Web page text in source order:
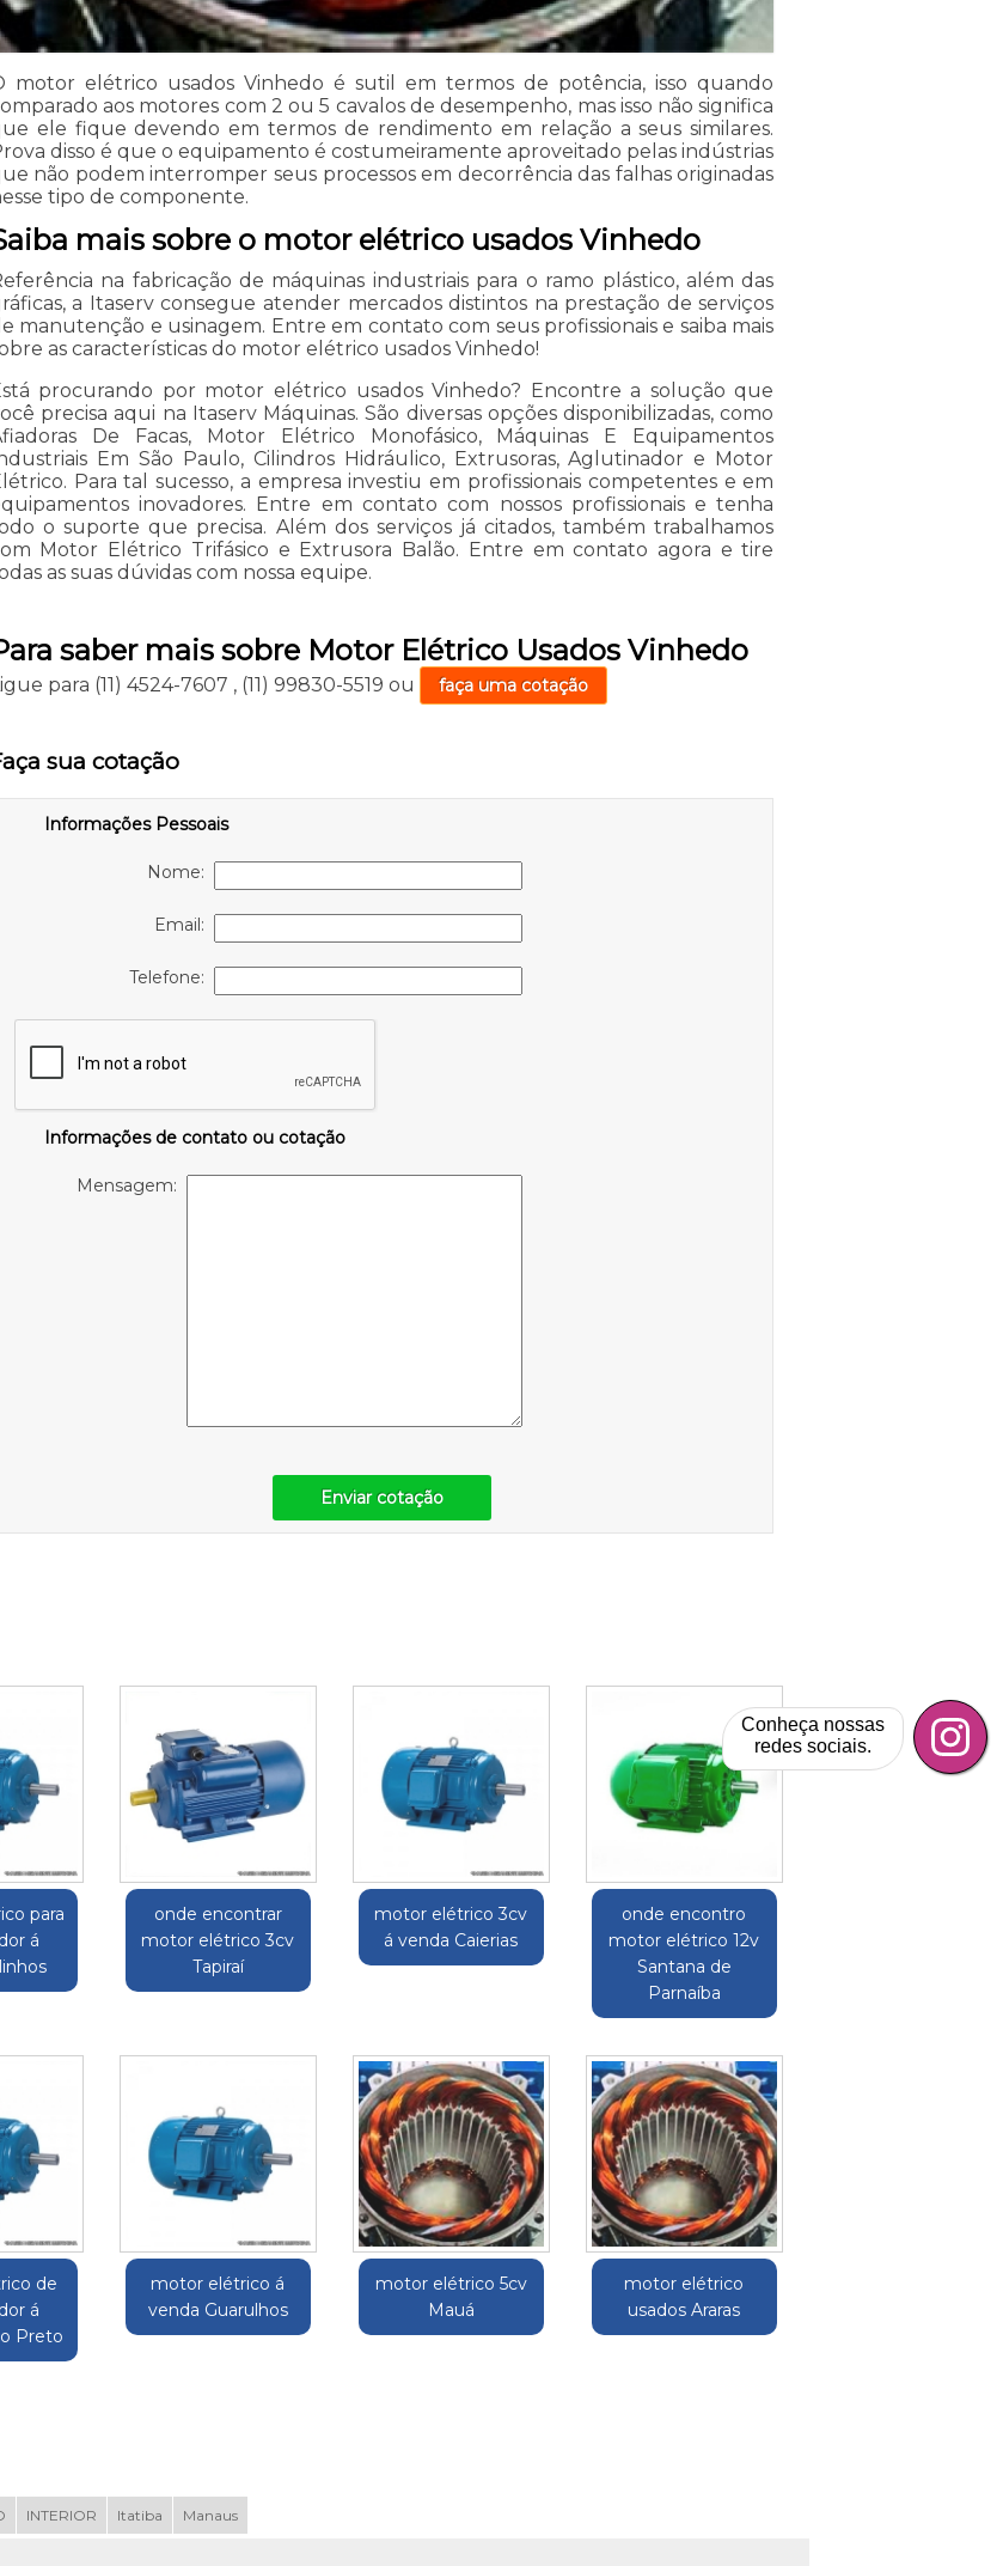
motor elétrico usados Vinhedo é sutil em termos de potência, isso quando
aos motores com 2 ou 5 cavalos de desempenho, mas isso não significa
ele fique devendo em termos de rendimento em relação a seus similares.
disso é que o equipamento é costumeiramente aproveitado pelas indústrias
não podem interromper seus processos em decorrência das falhas originadas
tipo de componente.
mais sobre o motor elétrico usados Vinhedo
na fabricação de máquinas industriais para o ramo plástico, além das
a Itaserv consegue atender mercados distintos na prestação de serviços
manutenção e usinagem. Entre em contato com seus profissionais e saiba mais
as características do motor elétrico usados Vinhedo!
procurando por motor elétrico usados Vinhedo? Encontre a solução que
precisa aqui na Itaserv Máquinas. São diversas opções disponibilizadas, como
De Facas, Motor Elétrico Monofásico, Máquinas E Equipamentos
Em São Paulo, Cilindros Hidráulico, Extrusoras, Aglutinador e Motor
Para tal sucesso, a empresa investiu em profissionais competentes e em
inovadores. Entre em contato com nossos profissionais e tenha
o suporte que precisa. Além dos serviços já citados, também trabalhamos
Motor Elétrico Trifásico e Extrusora Balão. Entre em contato agora e tire
as suas dúvidas com nossa equipe.
saber mais sobre Motor Elétrico Usados Vinhedo
para (11) 4524-7607 , (11) 99830-5519 ou faça uma cotação
sua cotação
Informações Pessoais
Nome:
Email:
Telefone:
Informações de contato ou cotação
Mensagem:
Enviar cotação
para
á
onde encontrar
motor elétrico 3cv
Tapiraí
motor elétrico 3cv
á venda Caierias
onde encontro
motor elétrico 12v
Santana de
Parnaíba
de
á
Preto
motor elétrico á
venda Guarulhos
motor elétrico 5cv
Mauá
motor elétrico
usados Araras
INTERIOR Itatiba Manaus
Conheça nossas
redes sociais.